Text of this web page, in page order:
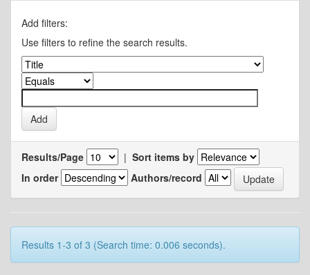
Add filters:
Use filters to refine the search results.
Results/Page | Sort items by
In order
Authors/record
Results 1-3 of 3 (Search time: 0.006 seconds).